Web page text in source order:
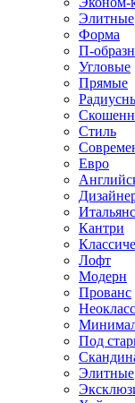
Элитные
Форма
П-
Угловые
Прямые
Стиль
Евро
Кантри
Лофт
Модерн
Прованс
Под
Элитные